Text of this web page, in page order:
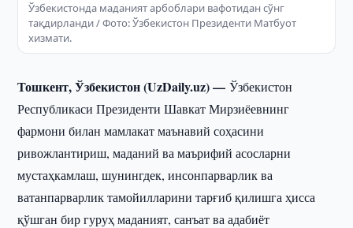
Ўзбекистонда маданият арбоблари вафотидан сўнг
тақдирланди / Фото: Ўзбекистон Президенти Матбуот
хизмати.
Тошкент, Ўзбекистон (UzDaily.uz) —Ўзбекистон
Республикаси Президенти Шавкат Мирзиёевнинг
фармони билан мамлакат маънавий соҳасини
ривожлантириш, маданий ва маърифий асосларни
мустаҳкамлаш, шунингдек, инсонпарварлик ва
ватанпарварлик тамойилларини тарғиб қилишга ҳисса
қўшган бир гуруҳ маданият, санъат ва адабиёт